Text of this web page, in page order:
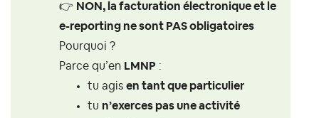
👉 NON, la facturation électronique et le
e-reporting ne sont PAS obligatoires
Pourquoi ?
Parce qu’en LMNP :
tu agis en tant que particulier
tu n’exerces pas une activité